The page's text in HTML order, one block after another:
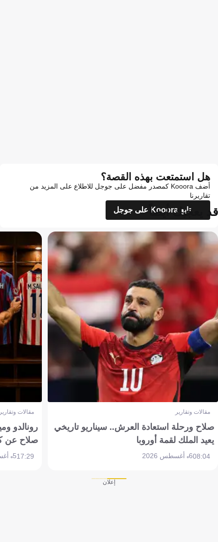
هل استمتعت بهذه القصة؟
أضف Kooora كمصدر مفضل على جوجل للاطلاع على المزيد من
تقاريرنا
تابع Kooora على جوجل
قد يعجبك أيضاً
مقالات وتقارير
صلاح ورحلة استعادة العرش.. سيناريو تاريخي
يعيد الملك لقمة أوروبا
08:046 أغسطس 2026
مقالات
رونالدو
صلاح عن
17:295 أغسطس 2026
إعلان